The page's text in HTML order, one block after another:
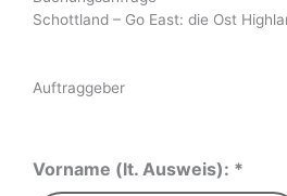
Schottland – Go East: die Ost
Auftraggeber
Vorname (lt. Ausweis): *